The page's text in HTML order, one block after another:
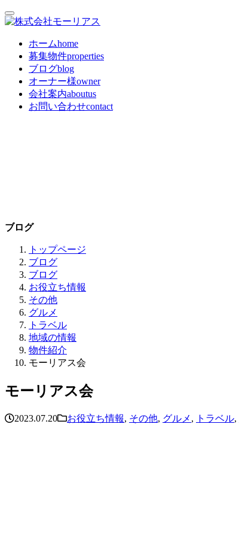
ホームhome
募集物件properties
ブログblog
オーナー様owner
会社案内aboutus
お問い合わせcontact
ブログ
トップページ
ブログ
ブログ
お役立ち情報
その他
グルメ
トラベル
地域の情報
物件紹介
モーリアス会
モーリアス会
2023.07.20 お役立ち情報, その他, グルメ , トラベル,